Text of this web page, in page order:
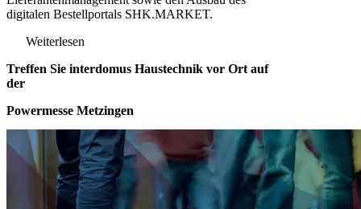
digitalen Bestellportals SHK.MARKET.
Weiterlesen
Treffen Sie interdomus Haustechnik vor Ort auf
der
Powermesse Metzingen